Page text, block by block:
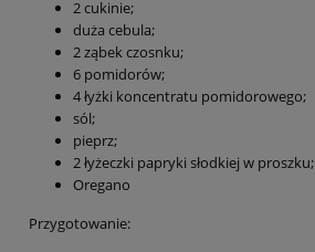
2 cukinie;
duża cebula;
2 ząbek czosnku;
6 pomidorów;
4 łyżki koncentratu pomidorowego;
sól;
pieprz;
2 łyżeczki papryki słodkiej w proszku;
Oregano
Przygotowanie: